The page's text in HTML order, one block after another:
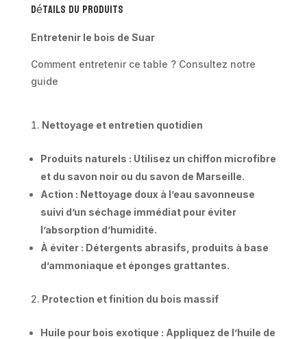
Détails du produits
Entretenir le bois de Suar
Comment entretenir ce table ? Consultez notre
guide
Nettoyage et entretien quotidien
Produits naturels : Utilisez un chiffon microfibre
et du savon noir ou du savon de Marseille.
Action : Nettoyage doux à l’eau savonneuse
suivi d’un séchage immédiat pour éviter
l’absorption d’humidité.
À éviter : Détergents abrasifs, produits à base
d’ammoniaque et éponges grattantes.
Protection et finition du bois massif
Huile pour bois exotique : Appliquez de l’huile de